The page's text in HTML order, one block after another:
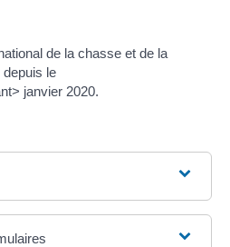
de la chasse et de la
le
janvier 2020.